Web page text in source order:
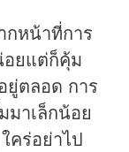
กหน้าที่การ
อยแต่ก็คุ้ม
ยู่ตลอด การ
มาเล็กน้อย
คร่อย่าไป